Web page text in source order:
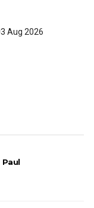
Aug 2026
Paul